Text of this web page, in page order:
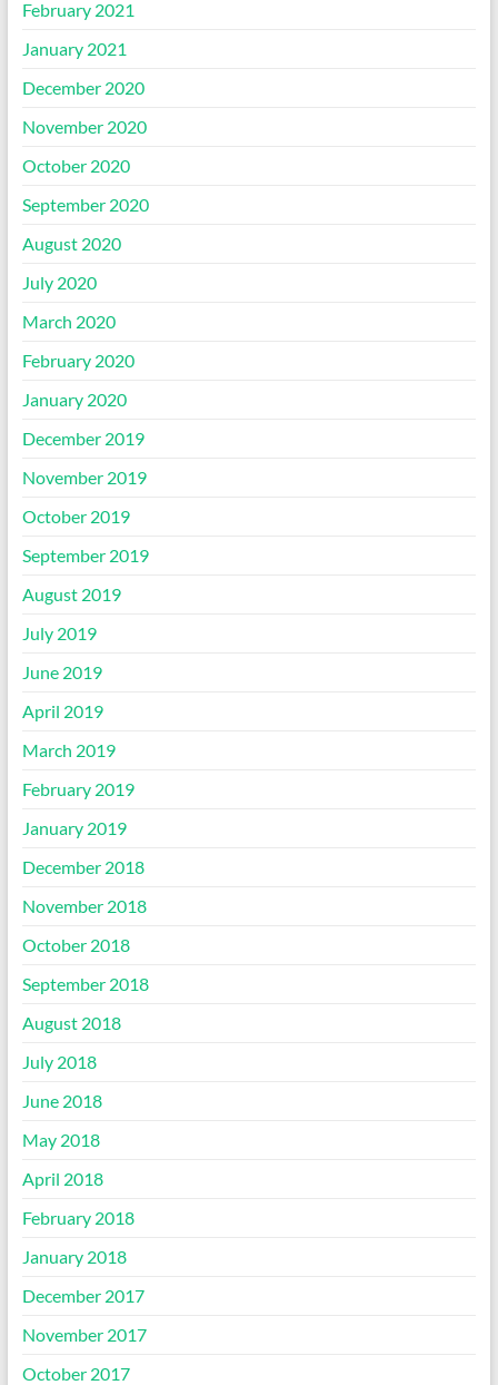
February 2021
January 2021
December 2020
November 2020
October 2020
September 2020
August 2020
July 2020
March 2020
February 2020
January 2020
December 2019
November 2019
October 2019
September 2019
August 2019
July 2019
June 2019
April 2019
March 2019
February 2019
January 2019
December 2018
November 2018
October 2018
September 2018
August 2018
July 2018
June 2018
May 2018
April 2018
February 2018
January 2018
December 2017
November 2017
October 2017